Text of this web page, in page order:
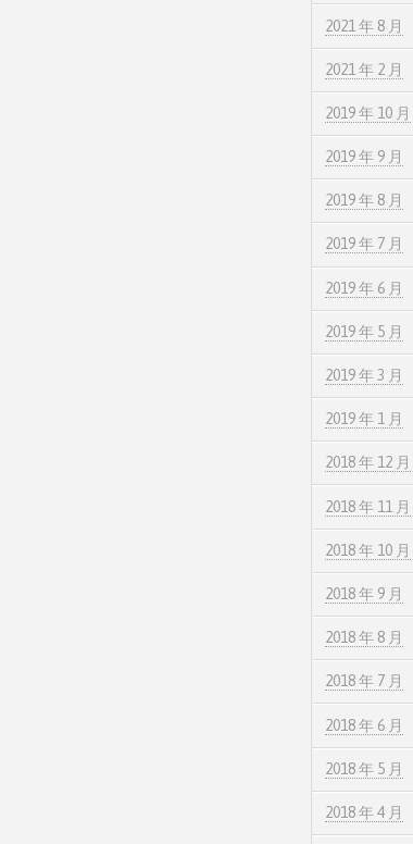
2021 年 8 月
2021 年 2 月
2019 年 10 月
2019 年 9 月
2019 年 8 月
2019 年 7 月
2019 年 6 月
2019 年 5 月
2019 年 3 月
2019 年 1 月
2018 年 12 月
2018 年 11 月
2018 年 10 月
2018 年 9 月
2018 年 8 月
2018 年 7 月
2018 年 6 月
2018 年 5 月
2018 年 4 月